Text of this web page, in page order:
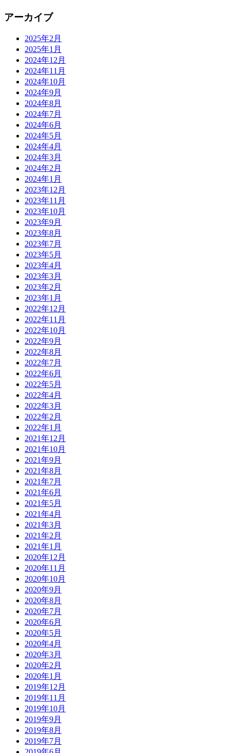
アーカイブ
2025年2月
2025年1月
2024年12月
2024年11月
2024年10月
2024年9月
2024年8月
2024年7月
2024年6月
2024年5月
2024年4月
2024年3月
2024年2月
2024年1月
2023年12月
2023年11月
2023年10月
2023年9月
2023年8月
2023年7月
2023年5月
2023年4月
2023年3月
2023年2月
2023年1月
2022年12月
2022年11月
2022年10月
2022年9月
2022年8月
2022年7月
2022年6月
2022年5月
2022年4月
2022年3月
2022年2月
2022年1月
2021年12月
2021年10月
2021年9月
2021年8月
2021年7月
2021年6月
2021年5月
2021年4月
2021年3月
2021年2月
2021年1月
2020年12月
2020年11月
2020年10月
2020年9月
2020年8月
2020年7月
2020年6月
2020年5月
2020年4月
2020年3月
2020年2月
2020年1月
2019年12月
2019年11月
2019年10月
2019年9月
2019年8月
2019年7月